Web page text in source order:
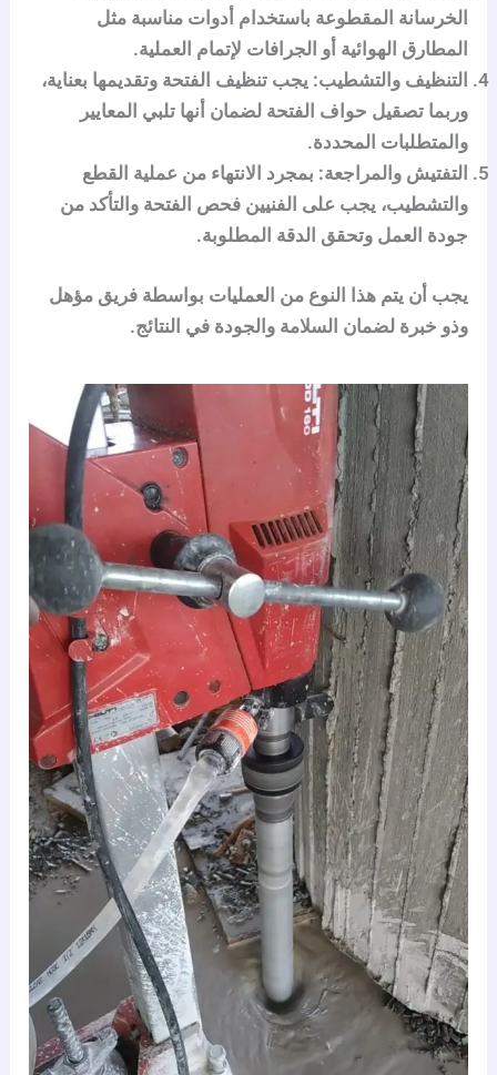
الخرسانة المقطوعة باستخدام أدوات مناسبة مثل
المطارق الهوائية أو الجرافات لإتمام العملية.
التنظيف والتشطيب: يجب تنظيف الفتحة وتقديمها بعناية،
وربما تصقيل حواف الفتحة لضمان أنها تلبي المعايير
والمتطلبات المحددة.
التفتيش والمراجعة: بمجرد الانتهاء من عملية القطع
والتشطيب، يجب على الفنيين فحص الفتحة والتأكد من
جودة العمل وتحقق الدقة المطلوبة.
يجب أن يتم هذا النوع من العمليات بواسطة فريق مؤهل
وذو خبرة لضمان السلامة والجودة في النتائج.